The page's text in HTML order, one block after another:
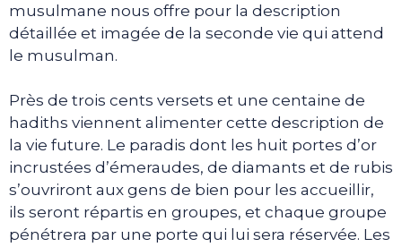
musulmane nous offre pour la description
détaillée et imagée de la seconde vie qui attend
le musulman.
Près de trois cents versets et une centaine de
hadiths viennent alimenter cette description de
la vie future. Le paradis dont les huit portes d’or
incrustées d’émeraudes, de diamants et de rubis
s’ouvriront aux gens de bien pour les accueillir,
ils seront répartis en groupes, et chaque groupe
pénétrera par une porte qui lui sera réservée. Les